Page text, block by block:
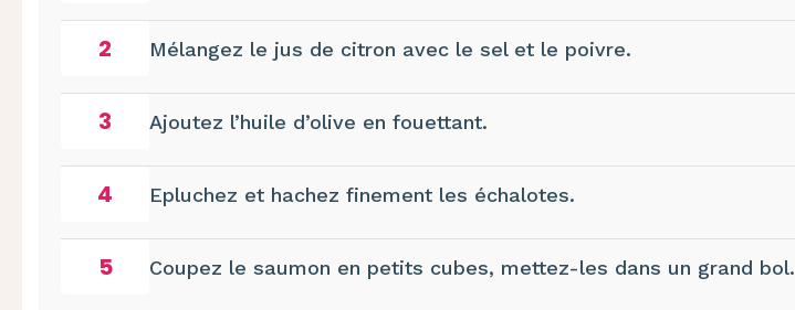
2 Mélangez le jus de citron avec le sel et le poivre.
3 Ajoutez l’huile d’olive en fouettant.
4 Epluchez et hachez finement les échalotes.
5 Coupez le saumon en petits cubes, mettez-les dans un grand bol.